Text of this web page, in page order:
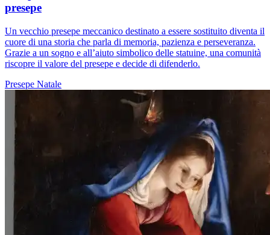
presepe
Un vecchio presepe meccanico destinato a essere sostituito diventa il
cuore di una storia che parla di memoria, pazienza e perseveranza.
Grazie a un sogno e all’aiuto simbolico delle statuine, una comunità
riscopre il valore del presepe e decide di difenderlo.
Presepe Natale